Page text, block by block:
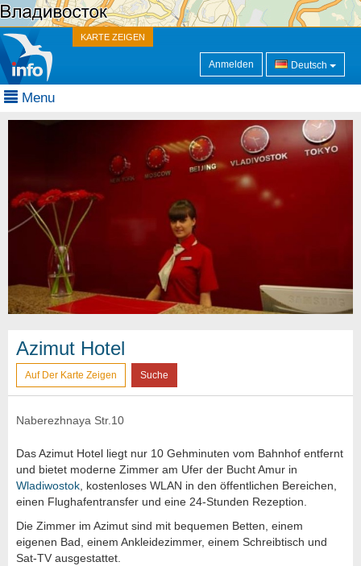
KARTE ZEIGEN
Anmelden Deutsch
Menu
Azimut Hotel
Auf Der Karte Zeigen Suche
Naberezhnaya Str.10
Das Azimut Hotel liegt nur 10 Gehminuten vom Bahnhof entfernt
und bietet moderne Zimmer am Ufer der Bucht Amur in
Wladiwostok, kostenloses WLAN in den öffentlichen Bereichen,
einen Flughafentransfer und eine 24-Stunden Rezeption.
Die Zimmer im Azimut sind mit bequemen Betten, einem
eigenen Bad, einem Ankleidezimmer, einem Schreibtisch und
Sat-TV ausgestattet.